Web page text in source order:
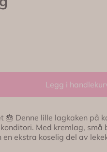
Legg i
den
Med kremlag,
ekstra koselig del av
sånn liten detalj som gjør hele